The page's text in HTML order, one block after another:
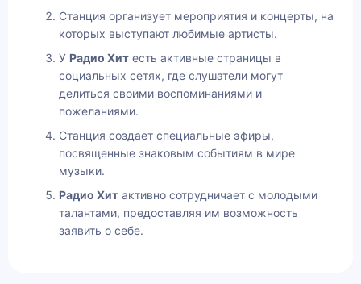
Станция организует мероприятия и концерты, на
которых выступают любимые артисты.
У Радио Хит есть активные страницы в
социальных сетях, где слушатели могут
делиться своими воспоминаниями и
пожеланиями.
Станция создает специальные эфиры,
посвященные знаковым событиям в мире
музыки.
Радио Хит активно сотрудничает с молодыми
талантами, предоставляя им возможность
заявить о себе.